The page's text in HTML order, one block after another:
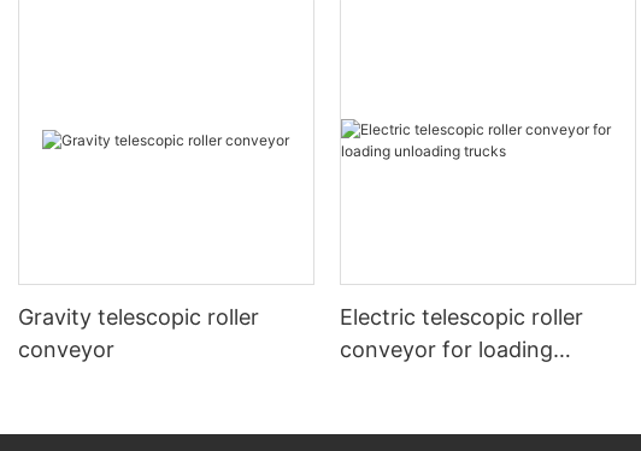
Gravity telescopic roller
conveyor
Electric telescopic roller
conveyor for loading